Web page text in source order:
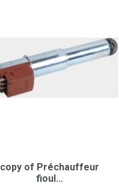
copy of Préchauffeur
fioul...